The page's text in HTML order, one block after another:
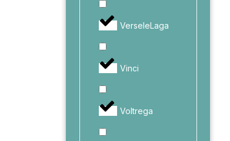
VerseleLaga
Vinci
Voltrega